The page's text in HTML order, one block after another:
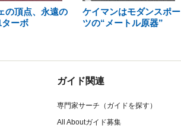
の頂点、永遠の
ーボ
ケイマンはモダンスポー
ツの“メートル原器”
ガイド関連
専門家サーチ（ガイドを探す）
All Aboutガイド募集